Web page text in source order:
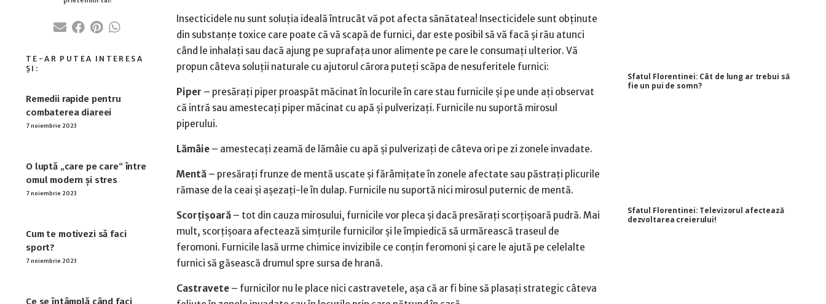
Remedii rapide pentru
combaterea diareei
7 noiembrie 2023
O luptă „care pe care“ între
omul modern și stres
7 noiembrie 2023
Cum te motivezi să faci
sport?
7 noiembrie 2023
Ce se întâmplă când faci
Insecticidele nu sunt soluția ideală întrucât vă pot afecta sănătatea! Insecticidele sunt obținute
din substanțe toxice care poate că vă scapă de furnici, dar este posibil să vă facă și rău atunci
când le inhalați sau dacă ajung pe suprafața unor alimente pe care le consumați ulterior. Vă
propun câteva soluții naturale cu ajutorul cărora puteți scăpa de nesuferitele furnici:
Piper – presărați piper proaspăt măcinat în locurile în care stau furnicile și pe unde ați observat
că intră sau amestecați piper măcinat cu apă și pulverizați. Furnicile nu suportă mirosul
piperului.
Lămâie– amestecați zeamă de lămâie cu apă și pulverizați de câteva ori pe zi zonele invadate.
Mentă– presărați frunze de mentă uscate și fărâmițate în zonele afectate sau păstrați plicurile
rămase de la ceai și așezați-le în dulap. Furnicile nu suportă nici mirosul puternic de mentă.
Scorțișoară– tot din cauza mirosului, furnicile vor pleca și dacă presărați scorțișoară pudră. Mai
mult, scorțișoara afectează simțurile furnicilor și le împiedică să urmărească traseul de
feromoni. Furnicile lasă urme chimice invizibile ce conțin feromoni și care le ajută pe celelalte
furnici să găsească drumul spre sursa de hrană.
Castravete– furnicilor nu le place nici castravetele, așa că ar fi bine să plasați strategic câteva
Sfatul Florentinei: Cât de lung ar trebui să
fie un pui de somn?
Sfatul Florentinei: Televizorul afectează
dezvoltarea creierului!